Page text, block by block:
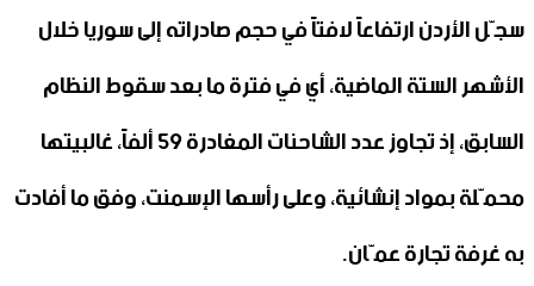
سجّل الأردن ارتفاعاً لافتاً في حجم صادراته إلى سوريا خلال
الأشهر الستة الماضية، أي في فترة ما بعد سقوط النظام
السابق، إذ تجاوز عدد الشاحنات المغادرة 59 ألفاً، غالبيتها
محمّلة بمواد إنشائية، وعلى رأسها الإسمنت، وفق ما أفادت
به غرفة تجارة عمّان.